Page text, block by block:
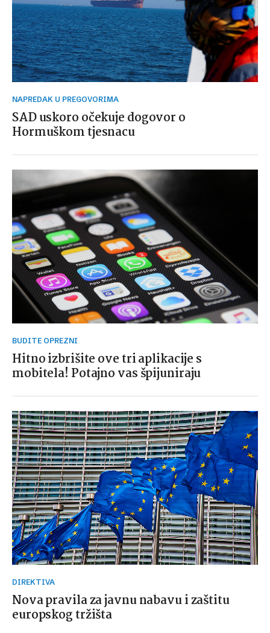
NAPREDAK U PREGOVORIMA
SAD uskoro očekuje dogovor o
Hormuškom tjesnacu
BUDITE OPREZNI
Hitno izbrišite ove tri aplikacije s
mobitela! Potajno vas špijuniraju
DIREKTIVA
Nova pravila za javnu nabavu i zaštitu
europskog tržišta